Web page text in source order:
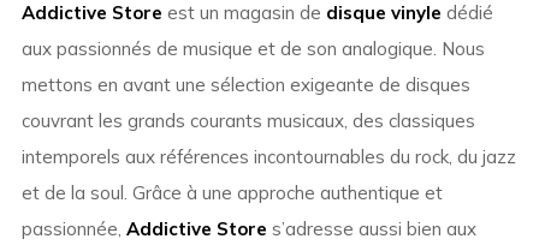
Addictive Store est un magasin de disque vinyle dédié
aux passionnés de musique et de son analogique. Nous
mettons en avant une sélection exigeante de disques
couvrant les grands courants musicaux, des classiques
intemporels aux références incontournables du rock, du jazz
et de la soul. Grâce à une approche authentique et
passionnée, Addictive Store s’adresse aussi bien aux